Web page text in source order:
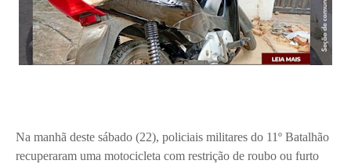
Na manhã deste sábado (22), policiais militares do 11º Batalhão
recuperaram uma motocicleta com restrição de roubo ou furto